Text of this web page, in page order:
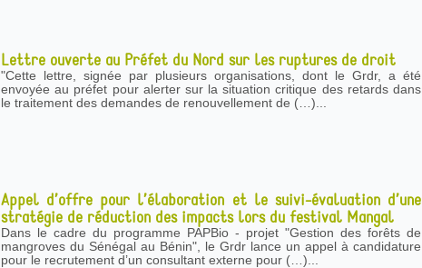
Lettre ouverte au Préfet du Nord sur les ruptures de droit
"Cette lettre, signée par plusieurs organisations, dont le Grdr, a été
envoyée au préfet pour alerter sur la situation critique des retards dans
le traitement des demandes de renouvellement de (…)...
Appel d’offre pour l’élaboration et le suivi-évaluation d’une
stratégie de réduction des impacts lors du festival Mangal
Dans le cadre du programme PAPBio - projet "Gestion des forêts de
mangroves du Sénégal au Bénin", le Grdr lance un appel à candidature
pour le recrutement d’un consultant externe pour (…)...